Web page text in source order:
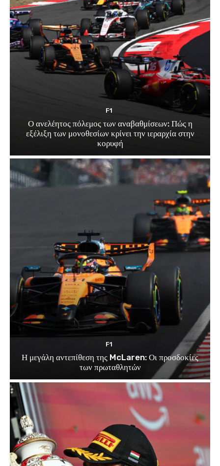
F1
Ο ανελέητος πόλεμος των αναβαθμίσεων: Πώς η
εξέλιξη των μονοθεσίων κρίνει την ιεραρχία στην
κορυφή
F1
Η μεγάλη αντεπίθεση της McLaren: Οι προσδοκίες
των πρωταθλητών